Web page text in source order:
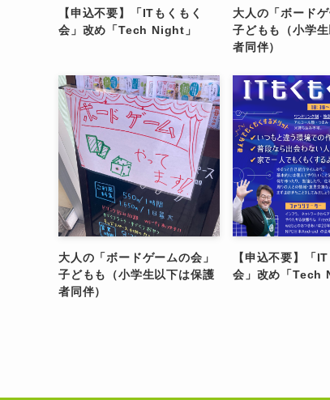
【申込不要】「ITもくもく
会」改め「Tech Night」
大人の「ボードゲ
子どもも（小学
者同伴）
大人の「ボードゲームの会」
子どもも（小学生以下は保護
者同伴）
【申込不要】「
会」改め「Tech